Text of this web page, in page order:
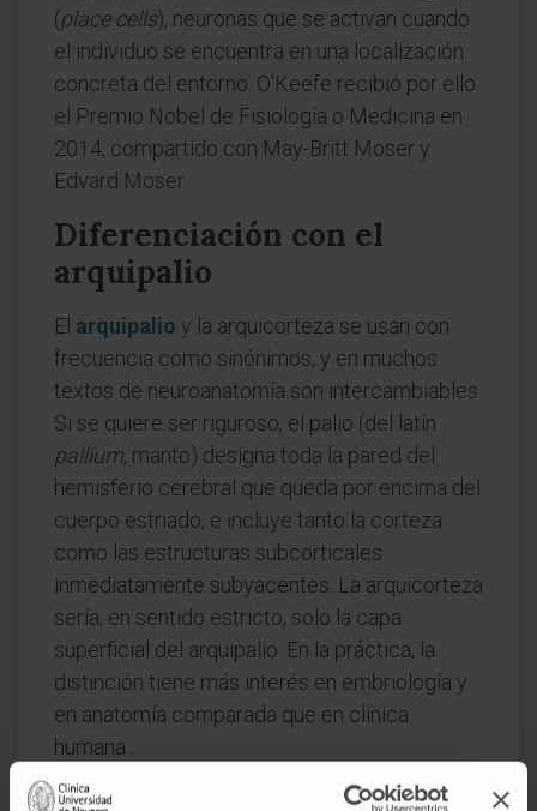
(place cells), neuronas que se activan cuando
el individuo se encuentra en una localización
concreta del entorno. O'Keefe recibió por ello
el Premio Nobel de Fisiología o Medicina en
2014, compartido con May-Britt Moser y
Edvard Moser.
Diferenciación con el
arquipalio
El arquipalio y la arquicorteza se usan con
frecuencia como sinónimos, y en muchos
textos de neuroanatomía son intercambiables.
Si se quiere ser riguroso, el palio (del latín
pallium, manto) designa toda la pared del
hemisferio cerebral que queda por encima del
cuerpo estriado, e incluye tanto la corteza
como las estructuras subcorticales
inmediatamente subyacentes. La arquicorteza
sería, en sentido estricto, solo la capa
superficial del arquipalio. En la práctica, la
distinción tiene más interés en embriología y
en anatomía comparada que en clínica
humana.
Preguntas frecuentes